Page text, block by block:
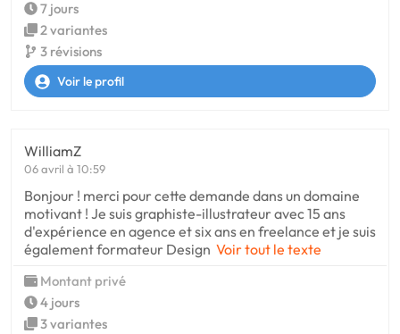
7 jours
2 variantes
3 révisions
Voir le profil
WilliamZ
06 avril à 10:59
Bonjour ! merci pour cette demande dans un domaine
motivant ! Je suis graphiste-illustrateur avec 15 ans
d'expérience en agence et six ans en freelance et je suis
également formateur Design Voir tout le texte
Montant privé
4 jours
3 variantes